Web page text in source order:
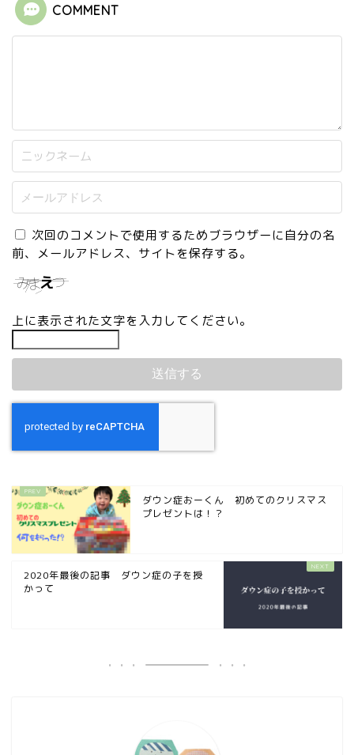
COMMENT
次回のコメントで使用するためブラウザーに自分の名
前、メールアドレス、サイトを保存する。
上に表示された文字を入力してください。
ダウン症おーくん 初めてのクリスマス
プレゼントは！？
2020年最後の記事 ダウン症の子を授
かって